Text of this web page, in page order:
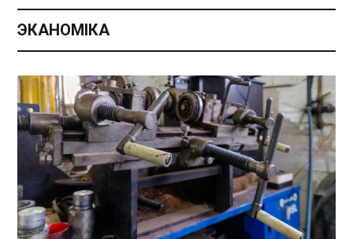
ЭКАНОМІКА